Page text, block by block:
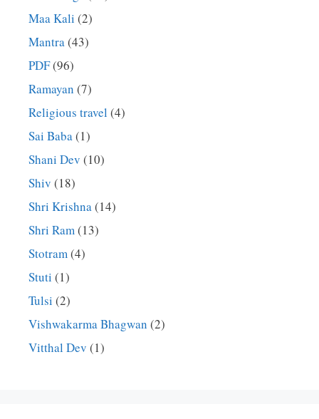
Maa Kali (2)
Mantra(43)
PDF(96)
Ramayan (7)
Religious travel (4)
Sai Baba(1)
Shani Dev (10)
Shiv (18)
Shri Krishna(14)
Shri Ram(13)
Stotram(4)
Stuti (1)
Tulsi (2)
Vishwakarma Bhagwan (2)
Vitthal Dev (1)